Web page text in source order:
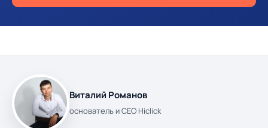
Виталий Романов
основатель и CEO Hiclick